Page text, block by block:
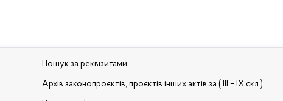
Пошук за реквізитами
Архів законопроєктів, проєктів інших актів за ( III – IX скл.)